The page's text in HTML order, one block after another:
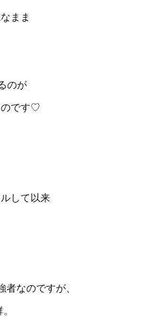
まま
のが
のです♡
して以来
なのですが、